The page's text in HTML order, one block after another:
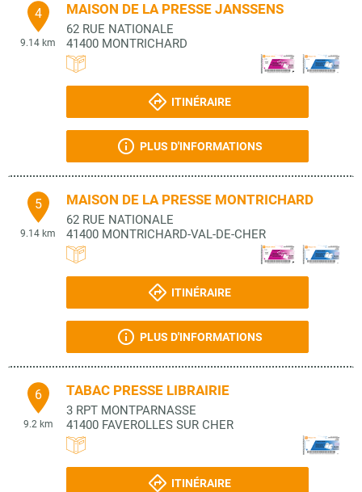
4
9.14 km
MAISON DE LA PRESSE JANSSENS
62 RUE NATIONALE
41400 MONTRICHARD
ITINÉRAIRE
PLUS D'INFORMATIONS
5
9.14 km
MAISON DE LA PRESSE MONTRICHARD
62 RUE NATIONALE
41400 MONTRICHARD-VAL-DE-CHER
ITINÉRAIRE
PLUS D'INFORMATIONS
6
9.2 km
TABAC PRESSE LIBRAIRIE
3 RPT MONTPARNASSE
41400 FAVEROLLES SUR CHER
ITINÉRAIRE